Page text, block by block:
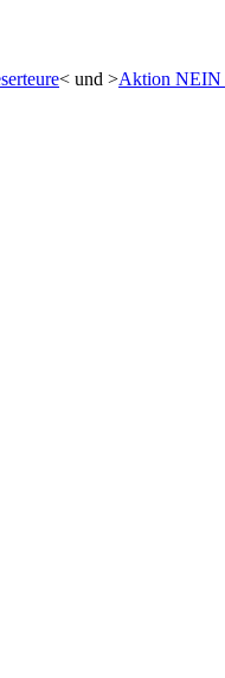
< und >Aktion NEIN